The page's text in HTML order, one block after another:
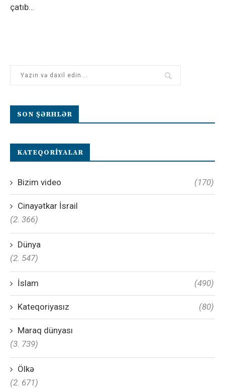
çatıb…
SON ŞƏRHLƏR
KATEQORIYALAR
Bizim video (170)
Cinayətkar İsrail
(2. 366)
Dünya
(2. 547)
İslam (490)
Kateqoriyasız (80)
Maraq dünyası
(3. 739)
Ölkə
(2. 671)